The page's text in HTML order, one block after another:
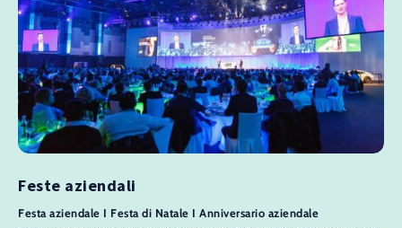
Feste aziendali
Festa aziendale I Festa di Natale I Anniversario aziendale